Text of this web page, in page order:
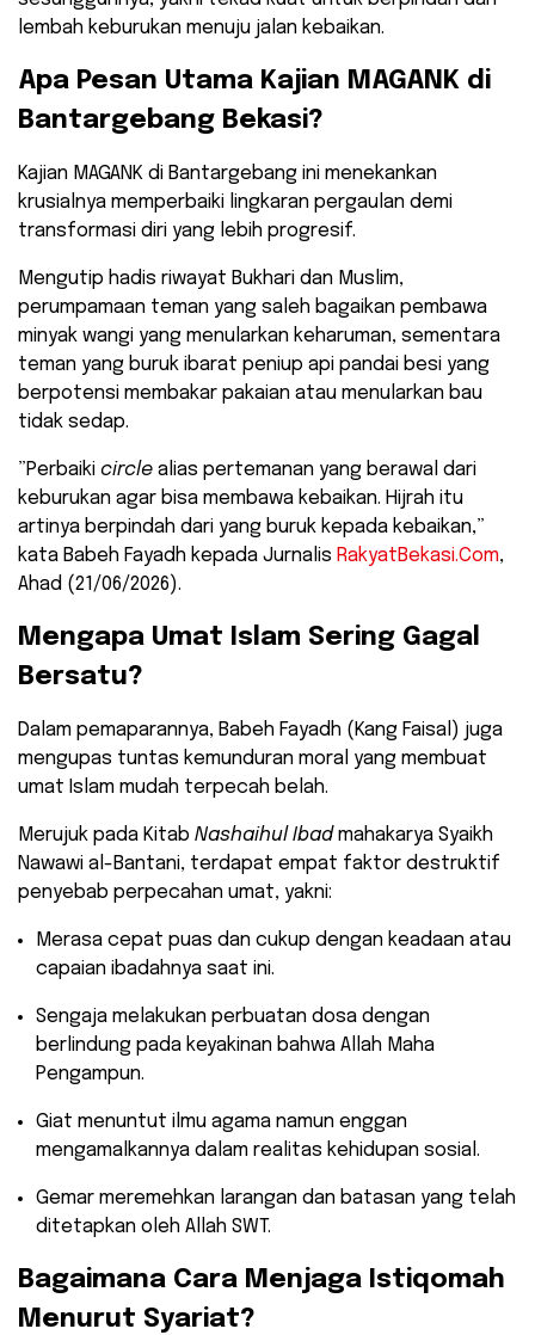
lembah keburukan menuju jalan kebaikan.
​Apa Pesan Utama Kajian MAGANK di
Bantargebang Bekasi?
​Kajian MAGANK di Bantargebang ini menekankan
krusialnya memperbaiki lingkaran pergaulan demi
transformasi diri yang lebih progresif.
Mengutip hadis riwayat Bukhari dan Muslim,
perumpamaan teman yang saleh bagaikan pembawa
minyak wangi yang menularkan keharuman, sementara
teman yang buruk ibarat peniup api pandai besi yang
berpotensi membakar pakaian atau menularkan bau
tidak sedap.
​”Perbaiki circle alias pertemanan yang berawal dari
keburukan agar bisa membawa kebaikan. Hijrah itu
artinya berpindah dari yang buruk kepada kebaikan,”
kata Babeh Fayadh kepada Jurnalis RakyatBekasi.Com,
Ahad (21/06/2026).
​Mengapa Umat Islam Sering Gagal
Bersatu?
​Dalam pemaparannya, Babeh Fayadh (Kang Faisal) juga
mengupas tuntas kemunduran moral yang membuat
umat Islam mudah terpecah belah.
Merujuk pada Kitab Nashaihul Ibadmahakarya Syaikh
Nawawi al-Bantani, terdapat empat faktor destruktif
penyebab perpecahan umat, yakni:
​Merasa cepat puas dan cukup dengan keadaan atau
capaian ibadahnya saat ini.
​Sengaja melakukan perbuatan dosa dengan
berlindung pada keyakinan bahwa Allah Maha
Pengampun.
​Giat menuntut ilmu agama namun enggan
mengamalkannya dalam realitas kehidupan sosial.
​Gemar meremehkan larangan dan batasan yang telah
ditetapkan oleh Allah SWT.
​Bagaimana Cara Menjaga Istiqomah
Menurut Syariat?